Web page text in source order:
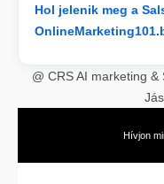
Hol jelenik meg a
@ CRS AI marketing &
Hívjon